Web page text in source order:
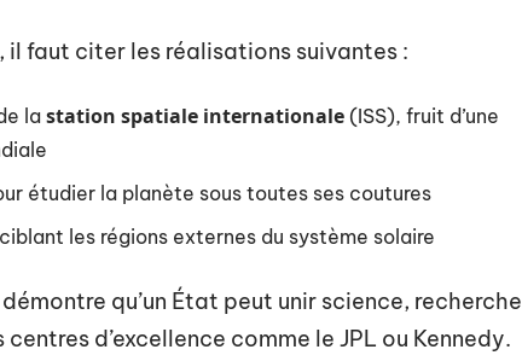
il faut citer les réalisations suivantes :
la station spatiale internationale (ISS), fruit d’une
étudier la planète sous toutes ses coutures
les régions externes du système solaire
qu’un État peut unir science, recherche
d’excellence comme le JPL ou Kennedy.